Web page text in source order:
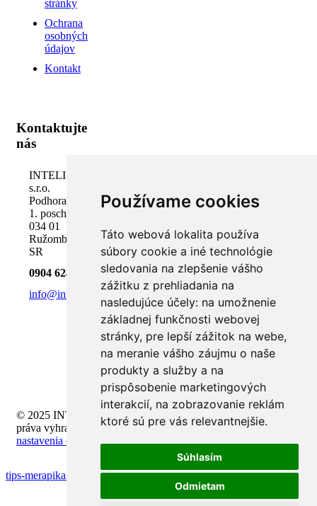
Používame cookies
Táto webová lokalita používa
súbory cookie a iné technológie
sledovania na zlepšenie vášho
zážitku z prehliadania na
nasledujúce účely: na umožnenie
základnej funkčnosti webovej
stránky, pre lepší zážitok na webe,
na meranie vášho záujmu o naše
produkty a služby a na
prispôsobenie marketingových
interakcií, na zobrazovanie reklám
ktoré sú pre vás relevantnejšie.
Súhlasím
Odmietam
stránky
Ochrana
osobných
údajov
Kontakt
Kontaktujte
nás
INTELI.SK,
s.r.o.
Podhora 18,
1. poschodie
034 01
Ružomberok,
SR
0904 624 918
info@inteli.sk
© 2025 INTELI.SK, s.r.o., všetky
práva vyhradené -
upraviť
nastavenia cookies
tips-merapikan-desktop-dan-shortcut-game